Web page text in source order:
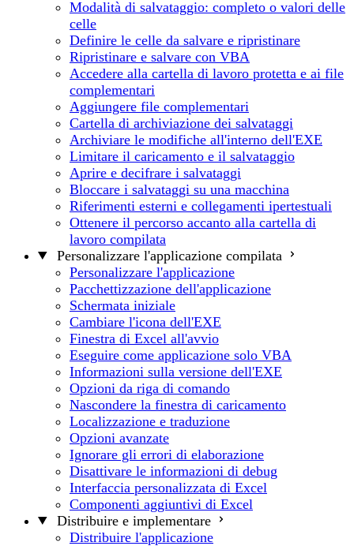
Modalità di salvataggio: completo o valori delle
celle
Definire le celle da salvare e ripristinare
Ripristinare e salvare con VBA
Accedere alla cartella di lavoro protetta e ai file
complementari
Aggiungere file complementari
Cartella di archiviazione dei salvataggi
Archiviare le modifiche all'interno dell'EXE
Limitare il caricamento e il salvataggio
Aprire e decifrare i salvataggi
Bloccare i salvataggi su una macchina
Riferimenti esterni e collegamenti ipertestuali
Ottenere il percorso accanto alla cartella di
lavoro compilata
Personalizzare l'applicazione compilata
Personalizzare l'applicazione
Pacchettizzazione dell'applicazione
Schermata iniziale
Cambiare l'icona dell'EXE
Finestra di Excel all'avvio
Eseguire come applicazione solo VBA
Informazioni sulla versione dell'EXE
Opzioni da riga di comando
Nascondere la finestra di caricamento
Localizzazione e traduzione
Opzioni avanzate
Ignorare gli errori di elaborazione
Disattivare le informazioni di debug
Interfaccia personalizzata di Excel
Componenti aggiuntivi di Excel
Distribuire e implementare
Distribuire l'applicazione